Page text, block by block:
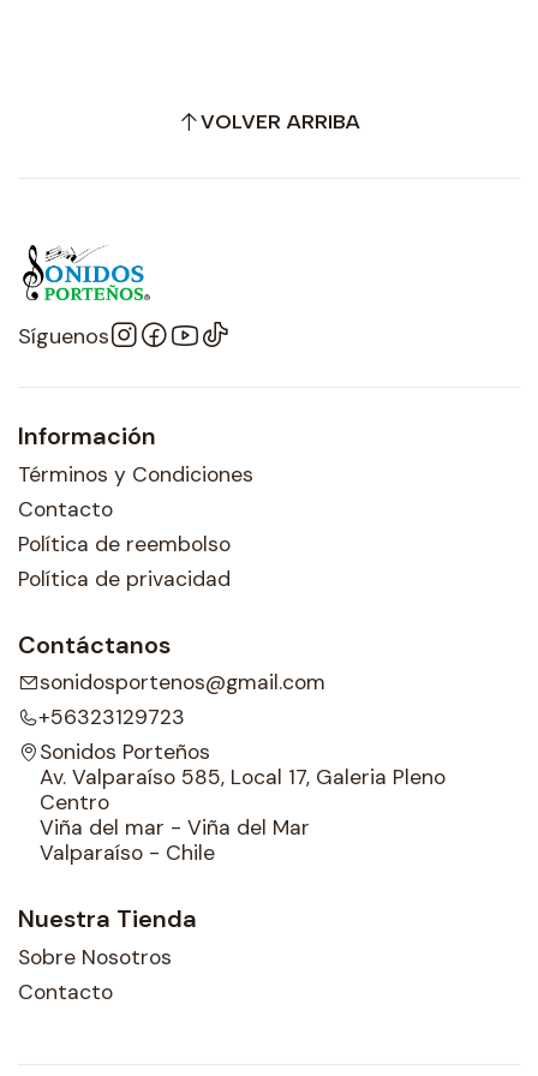
VOLVER ARRIBA
Síguenos
Información
Términos y Condiciones
Contacto
Política de reembolso
Política de privacidad
Contáctanos
sonidosportenos@gmail.com
+56323129723
Sonidos Porteños
Av. Valparaíso 585, Local 17, Galeria Pleno
Centro
Viña del mar - Viña del Mar
Valparaíso - Chile
Nuestra Tienda
Sobre Nosotros
Contacto